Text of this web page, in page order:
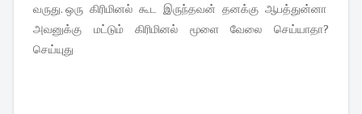
வருது. ஒரு கிரிமினல் கூட இருந்தவன் தனக்கு ஆபத்துன்னா
அவனுக்கு மட்டும் கிரிமினல் மூளை வேலை செய்யாதா?
செய்யுது